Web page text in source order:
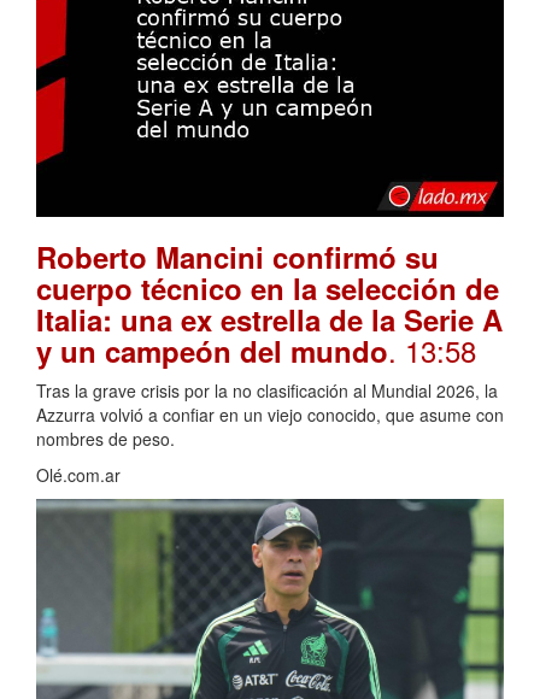
Roberto Mancini confirmó su
cuerpo técnico en la selección de
Italia: una ex estrella de la Serie A
y un campeón del mundo. 13:58
Tras la grave crisis por la no clasificación al Mundial 2026, la
Azzurra volvió a confiar en un viejo conocido, que asume con
nombres de peso.
Olé.com.ar